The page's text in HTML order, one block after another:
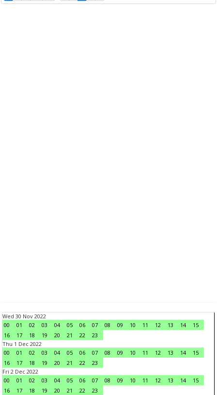
Wed 30 Nov 2022
00
01 02 03 04 05 06 07 08 09 10 11 12 13 14
15
16
17 18 19 20 21 22
23
Thu 1 Dec 2022
00
01 02 03 04 05 06 07 08 09 10 11 12 13 14
15
16
17 18 19 20 21 22
23
Fri 2 Dec 2022
00
01 02 03 04 05 06 07 08 09 10 11 12 13 14
15
16
17 18 19 20 21 22
23